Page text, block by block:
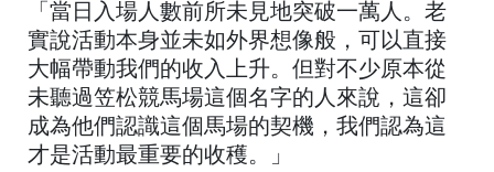
「當日入場人數前所未見地突破一萬人。老
實說活動本身並未如外界想像般，可以直接
大幅帶動我們的收入上升。但對不少原本從
未聽過笠松競馬場這個名字的人來說，這卻
成為他們認識這個馬場的契機，我們認為這
才是活動最重要的收穫。」